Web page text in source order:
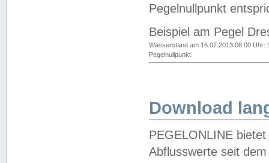
Pegelnullpunkt
Beispiel am Pegel
Wasserstand am 16.07.2013 08:00 Uhr:
Pegelnullpunkt
Download
PEGELONLINE
Abflusswerte seit